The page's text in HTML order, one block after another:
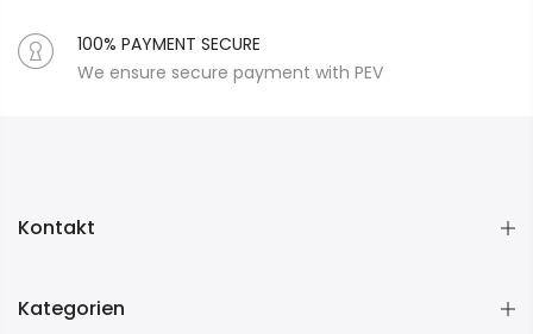
100% PAYMENT SECURE
We ensure secure payment with PEV
Kontakt
Kategorien